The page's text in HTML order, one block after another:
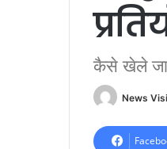
कैसे खेले
News